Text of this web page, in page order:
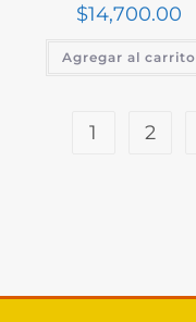
$14,700.00
Agregar al carrito
1 2